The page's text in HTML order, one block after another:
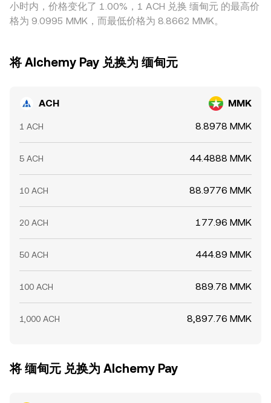
小时内，价格变化了 1.00%，1 ACH 兑换 缅甸元 的最高价
格为 9.0995 MMK，而最低价格为 8.8662 MMK。
将 Alchemy Pay 兑换为 缅甸元
ACH MMK
1 ACH 8.8978 MMK
5 ACH 44.4888 MMK
10 ACH 88.9776 MMK
20 ACH 177.96 MMK
50 ACH 444.89 MMK
100 ACH 889.78 MMK
1,000 ACH 8,897.76 MMK
将 缅甸元 兑换为 Alchemy Pay